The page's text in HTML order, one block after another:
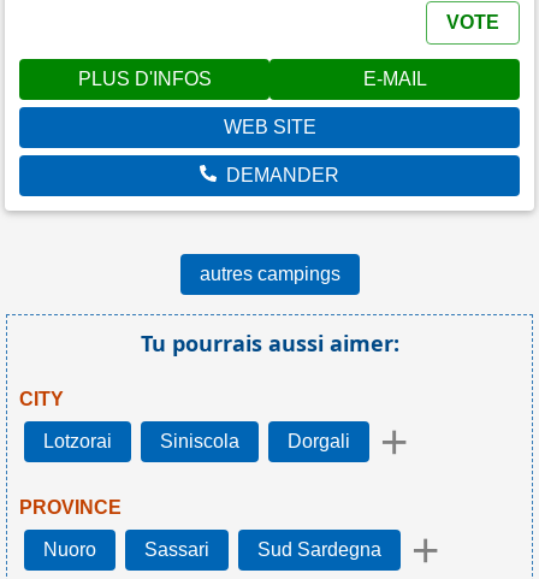
VOTE
PLUS D'INFOS E-MAIL
WEB SITE
DEMANDER
autres campings
Tu pourrais aussi aimer:
CITY
Lotzorai Siniscola Dorgali +
PROVINCE
Nuoro Sassari Sud Sardegna +